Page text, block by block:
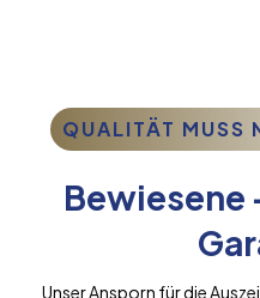
QUALITÄT MUSS
Bewiesene
Unser Ansporn für die